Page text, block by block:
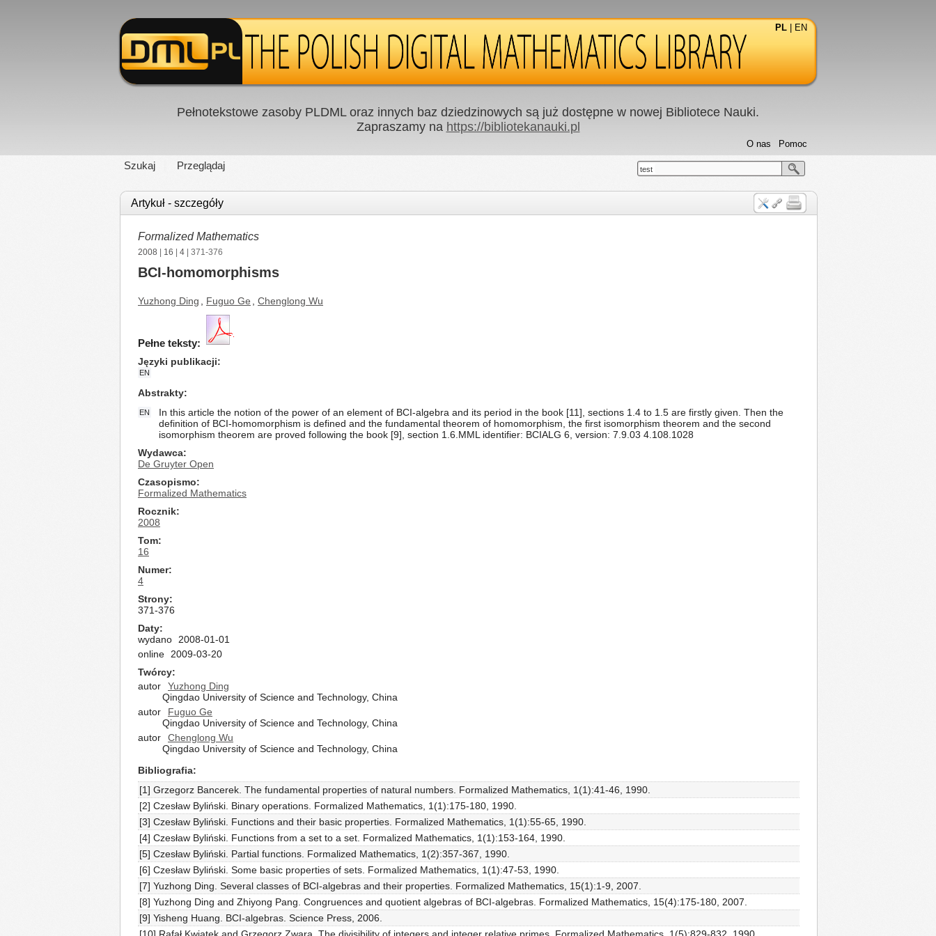
PL EN
Pełnotekstowe zasoby PLDML oraz innych baz dziedzinowych są już dostępne w nowej Bibliotece Nauki.
Zapraszamy na https://bibliotekanauki.pl
Szukaj Przeglądaj
Pomoc
O nas
test
Artykuł - szczegóły
Formalized Mathematics
2008 16 4 | 371-376
BCI-homomorphisms
Yuzhong Ding Fuguo Ge Chenglong Wu
Pełne teksty:
Języki publikacji
EN
Abstrakty
EN
In this article the notion of the power of an element of BCI-algebra and its period in the book [11], sections 1.4 to 1.5 are firstly given. Then the
definition of BCI-homomorphism is defined and the fundamental theorem of homomorphism, the first isomorphism theorem and the second
isomorphism theorem are proved following the book [9], section 1.6.MML identifier: BCIALG 6, version: 7.9.03 4.108.1028
Wydawca
De Gruyter Open
Czasopismo
Formalized Mathematics
Rocznik
2008
Tom
16
Numer
4
Strony
371-376
Daty
wydano
2008-01-01
online
2009-03-20
Twórcy
autor
Yuzhong Ding
Qingdao University of Science and Technology, China
autor
Fuguo Ge
Qingdao University of Science and Technology, China
autor
Chenglong Wu
Qingdao University of Science and Technology, China
Bibliografia
[1] Grzegorz Bancerek. The fundamental properties of natural numbers. Formalized Mathematics, 1(1):41-46, 1990.
[2] Czesław Byliński. Binary operations. Formalized Mathematics, 1(1):175-180, 1990.
[3] Czesław Byliński. Functions and their basic properties. Formalized Mathematics, 1(1):55-65, 1990.
[4] Czesław Byliński. Functions from a set to a set. Formalized Mathematics, 1(1):153-164, 1990.
[5] Czesław Byliński. Partial functions. Formalized Mathematics, 1(2):357-367, 1990.
[6] Czesław Byliński. Some basic properties of sets. Formalized Mathematics, 1(1):47-53, 1990.
[7] Yuzhong Ding. Several classes of BCI-algebras and their properties. Formalized Mathematics, 15(1):1-9, 2007.
[8] Yuzhong Ding and Zhiyong Pang. Congruences and quotient algebras of BCI-algebras. Formalized Mathematics, 15(4):175-180, 2007.
[9] Yisheng Huang. BCI-algebras. Science Press, 2006.